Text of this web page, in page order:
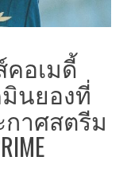
ส์คอเมดี้
นยองที่
าศสตรีม